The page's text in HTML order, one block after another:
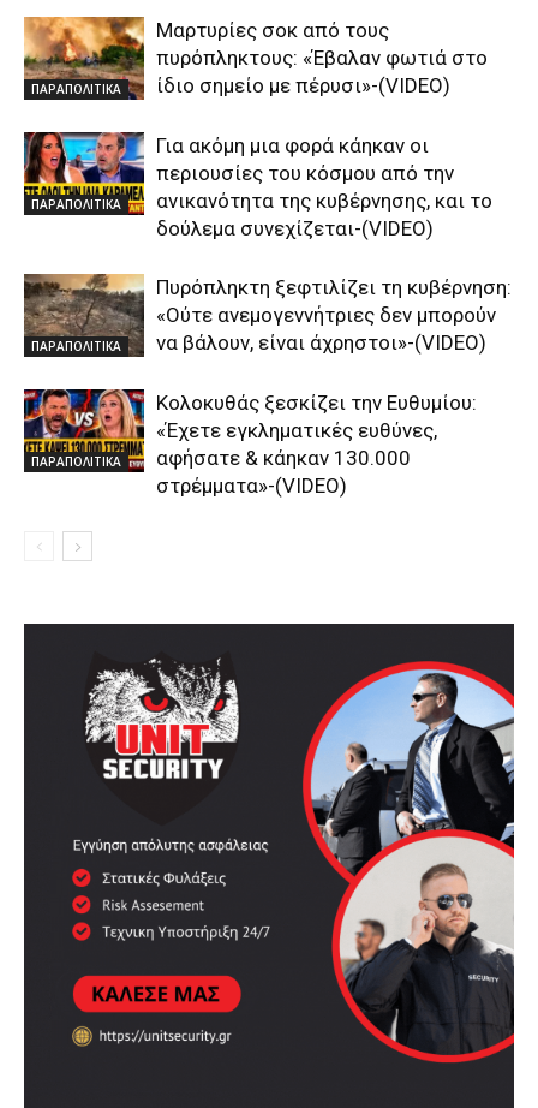
ΠΑΡΑΠΟΛΙΤΙΚΑ
Μαρτυρίες σοκ από τους
πυρόπληκτους: «Έβαλαν φωτιά στο
ίδιο σημείο με πέρυσι»-(VIDEO)
ΠΑΡΑΠΟΛΙΤΙΚΑ
Για ακόμη μια φορά κάηκαν οι
περιουσίες του κόσμου από την
ανικανότητα της κυβέρνησης, και το
δούλεμα συνεχίζεται-(VIDEO)
ΠΑΡΑΠΟΛΙΤΙΚΑ
Πυρόπληκτη ξεφτιλίζει τη κυβέρνηση:
«Ούτε ανεμογεννήτριες δεν μπορούν
να βάλουν, είναι άχρηστοι»-(VIDEO)
ΠΑΡΑΠΟΛΙΤΙΚΑ
Κολοκυθάς ξεσκίζει την Ευθυμίου:
«Έχετε εγκληματικές ευθύνες,
αφήσατε & κάηκαν 130.000
στρέμματα»-(VIDEO)